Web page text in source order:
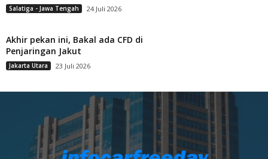
Salatiga - Jawa Tengah 24 Juli 2026
Akhir pekan ini, Bakal ada CFD di
Penjaringan Jakut
Jakarta Utara 23 Juli 2026